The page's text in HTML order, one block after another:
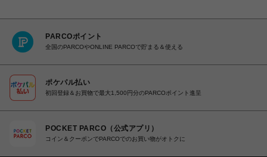
PARCOポイント
全国のPARCOやONLINE PARCOで貯まる＆使える
ポケパル払い
初回登録＆お買物で最大1,500円分のPARCOポイント進呈
POCKET PARCO（公式アプリ）
コイン＆クーポンでPARCOでのお買い物がオトクに